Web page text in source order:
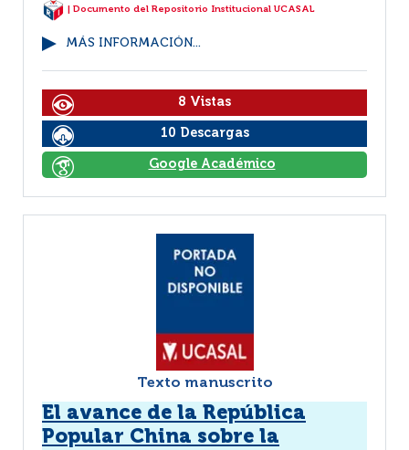
| Documento del Repositorio Institucional UCASAL
MÁS INFORMACIÓN...
8 Vistas
10 Descargas
Google Académico
Texto manuscrito
El avance de la República
Popular China sobre la